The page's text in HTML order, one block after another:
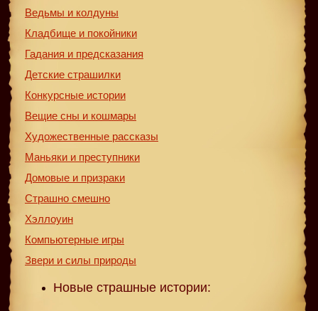
Ведьмы и колдуны
Кладбище и покойники
Гадания и предсказания
Детские страшилки
Конкурсные истории
Вещие сны и кошмары
Художественные рассказы
Маньяки и преступники
Домовые и призраки
Страшно смешно
Хэллоуин
Компьютерные игры
Звери и силы природы
Новые страшные истории: